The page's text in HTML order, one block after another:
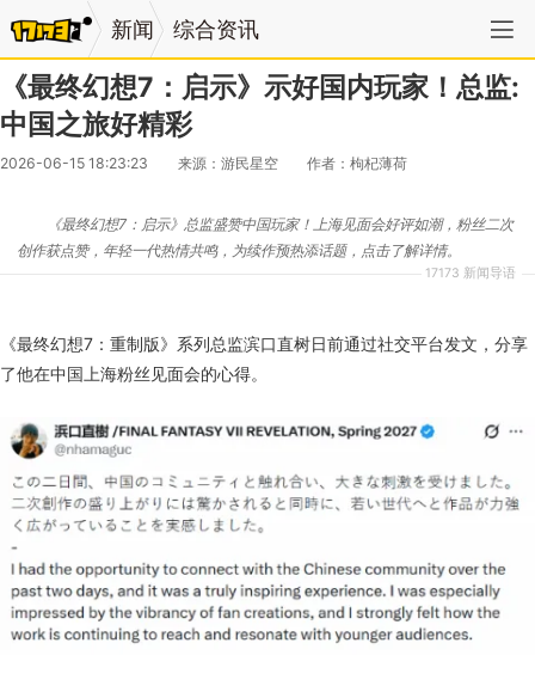
新闻 综合资讯
《最终幻想7：启示》示好国内玩家！总监:
中国之旅好精彩
2026-06-15 18:23:23 来源：游民星空 作者：枸杞薄荷
17173 新闻导语
《最终幻想7：启示》总监盛赞中国玩家！上海见面会好评如潮，粉丝二次
创作获点赞，年轻一代热情共鸣，为续作预热添话题，点击了解详情。
《最终幻想7：重制版》系列总监滨口直树日前通过社交平台发文，分享
了他在中国上海粉丝见面会的心得。